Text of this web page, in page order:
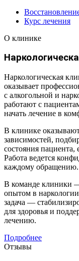
Курс лечения
О клинике
Наркологическая
оказывает
с алкогольной и
работают с
начать лечение в
В клинике
зависимостей,
состояния пациента,
Работа ведется
каждому обращению.
В команде клиники
опытом в
задача —
для здоровья и
лечению.
Подробнее
Отзывы